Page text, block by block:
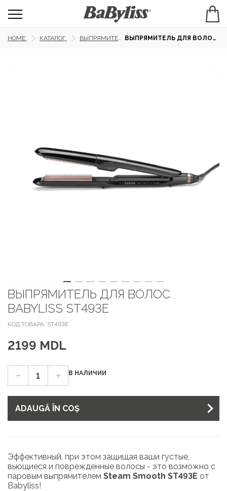
HOME КАТАЛОГ ВЫПРЯМИТЕЛИ ВЫПРЯМИТЕЛЬ ДЛЯ ВОЛОС BABYLISS ST493E
ВЫПРЯМИТЕЛЬ ДЛЯ ВОЛОС
BABYLISS ST493E
КОД ТОВАРА: ST493E
2199 MDL
В НАЛИЧИИ
ADAUGĂ ÎN COȘ
Эффективный, при этом защищая ваши густые,
вьющиеся и поврежденные волосы - это возможно с
паровым выпрямителем Steam Smooth ST493E от
Babyliss!